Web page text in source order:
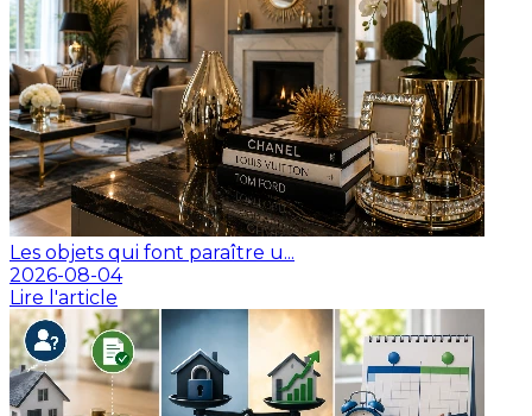
Les objets qui font paraître u...
2026-08-04
Lire l'article